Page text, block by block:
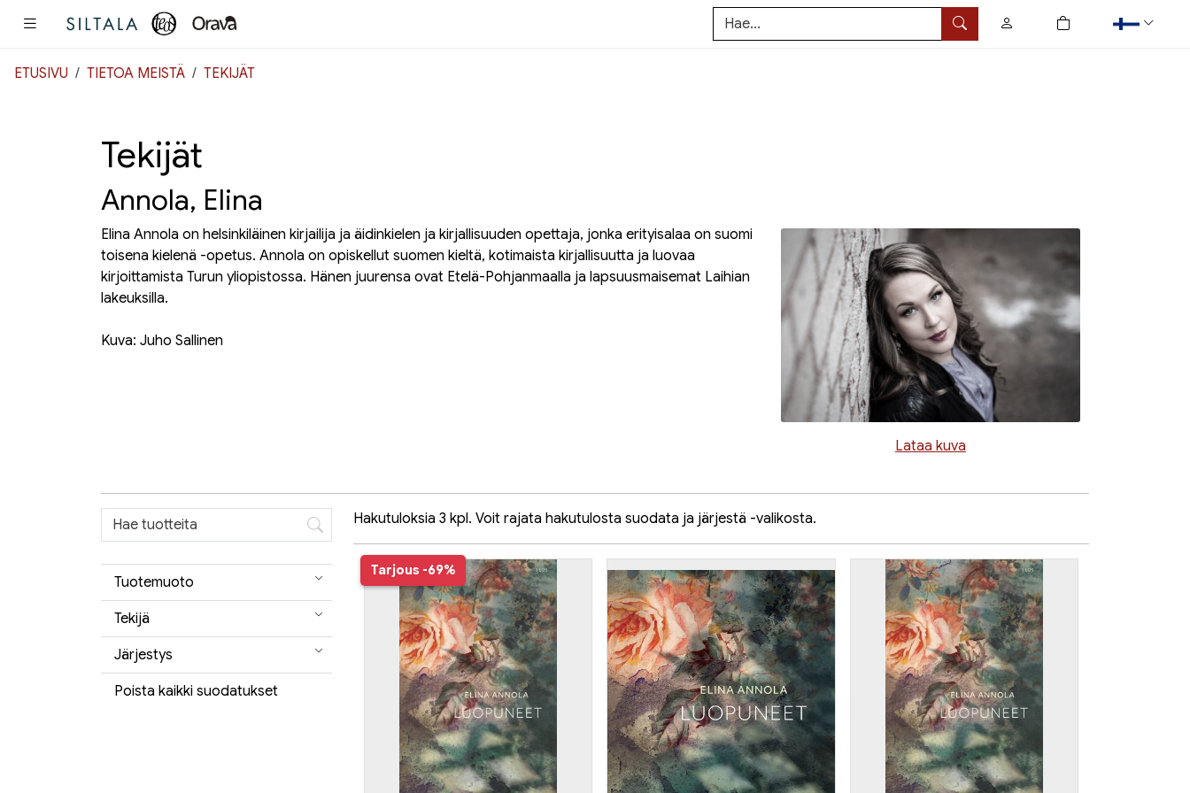
Hae
0
tuotetta ostoskorissa
ETUSIVU TIETOA MEISTÄ TEKIJÄT
Tekijät
Annola, Elina
Lataa kuva
Elina Annola on helsinkiläinen kirjailija ja äidinkielen ja kirjallisuuden opettaja, jonka erityisalaa on suomi
toisena kielenä -opetus. Annola on opiskellut suomen kieltä, kotimaista kirjallisuutta ja luovaa
kirjoittamista Turun yliopistossa. Hänen juurensa ovat Etelä-Pohjanmaalla ja lapsuusmaisemat Laihian
lakeuksilla.
Kuva: Juho Sallinen
Tuotemuoto
Tekijä
Järjestys
Poista kaikki suodatukset
Hakutuloksia 3 kpl. Voit rajata hakutulosta suodata ja järjestä -valikosta.
Tarjous -69%